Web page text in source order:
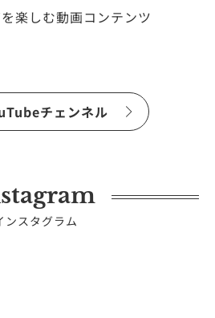
楽しむ動画コンテンツ
チェンネル
ンスタグラム